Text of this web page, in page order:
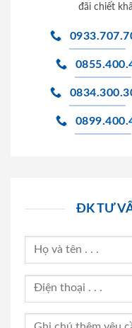
đãi chiết
ĐK TƯ